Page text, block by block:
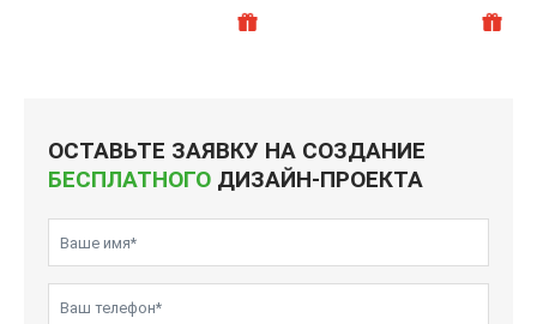
ОСТАВЬТЕ ЗАЯВКУ НА СОЗДАНИЕ
БЕСПЛАТНОГО ДИЗАЙН-ПРОЕКТА